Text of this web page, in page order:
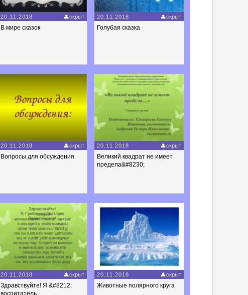
20.11.2018 скрыт
В мире сказок
20.11.2018 скрыт
Голубая сказка
20.11.2018 скрыт
Вопросы для обсуждения
20.11.2018 скрыт
Великий квадрат не имеет
предела&#8230;
20.11.2018 скрыт
Здравствуйте! Я &#8212;
воспитатель
20.11.2018 скрыт
Животные полярного круга